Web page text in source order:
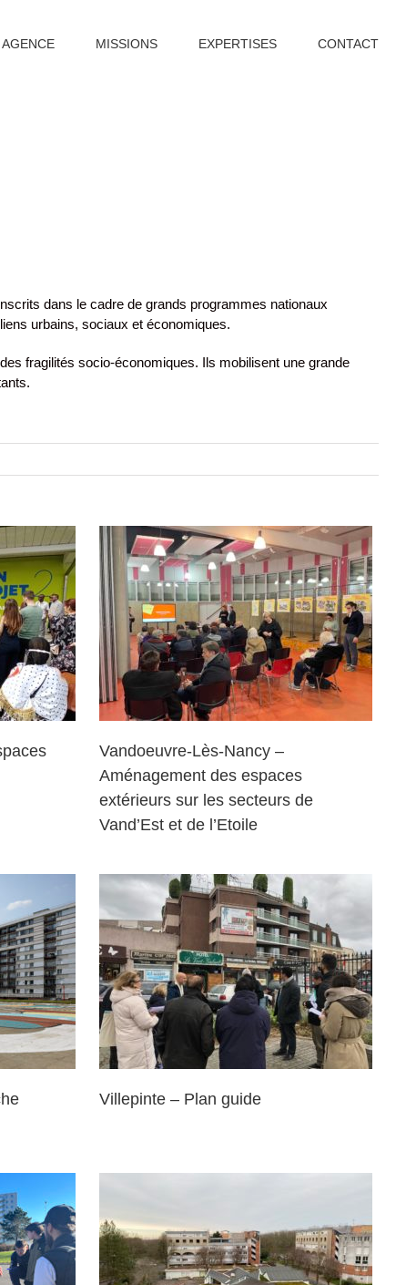
AGENCE MISSIONS EXPERTISES CONTACT
dans le cadre de grands programmes nationaux
urbains, sociaux et économiques.
fragilités socio-économiques. Ils mobilisent une grande
–
de
Vandoeuvre-Lès-Nancy –
Aménagement des espaces
extérieurs sur les secteurs de
Vand’Est et de l’Etoile
Villepinte – Plan guide
Camus